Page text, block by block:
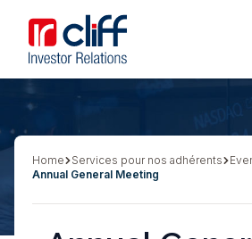
main
content
Aller directement au contenu
Breadcrumb
Home Services pour nos adhérents
Annual General Meeting